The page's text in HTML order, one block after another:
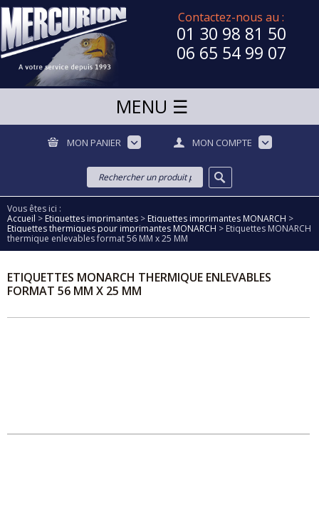
Contactez-nous au :
01 30 98 81 50
06 65 54 99 07
MON PANIER MON COMPTE
Vous êtes ici :
Accueil > Etiquettes imprimantes > Etiquettes imprimantes MONARCH >
Etiquettes thermiques pour imprimantes MONARCH > Etiquettes MONARCH
thermique enlevables format 56 MM x 25 MM
ETIQUETTES MONARCH THERMIQUE ENLEVABLES
FORMAT 56 MM X 25 MM